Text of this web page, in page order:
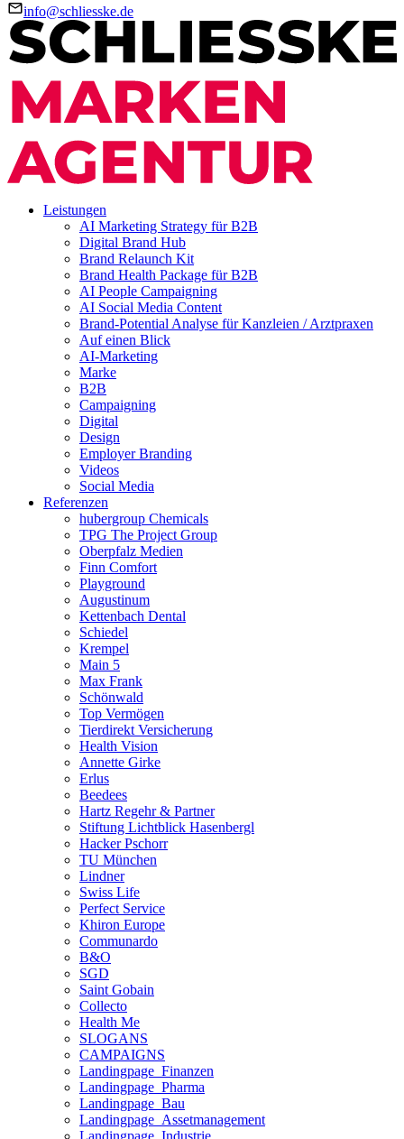
info@schliesske.de
Leistungen
AI Marketing Strategy für B2B
Digital Brand Hub
Brand Relaunch Kit
Brand Health Package für B2B
AI People Campaigning
AI Social Media Content
Brand-Potential Analyse für Kanzleien / Arztpraxen
Auf einen Blick
AI-Marketing
Marke
B2B
Campaigning
Digital
Design
Employer Branding
Videos
Social Media
Referenzen
hubergroup Chemicals
TPG The Project Group
Oberpfalz Medien
Finn Comfort
Playground
Augustinum
Kettenbach Dental
Schiedel
Krempel
Main 5
Max Frank
Schönwald
Top Vermögen
Tierdirekt Versicherung
Health Vision
Annette Girke
Erlus
Beedees
Hartz Regehr & Partner
Stiftung Lichtblick Hasenbergl
Hacker Pschorr
TU München
Lindner
Swiss Life
Perfect Service
Khiron Europe
Communardo
B&O
SGD
Saint Gobain
Collecto
Health Me
SLOGANS
CAMPAIGNS
Landingpage_Finanzen
Landingpage_Pharma
Landingpage_Bau
Landingpage_Assetmanagement